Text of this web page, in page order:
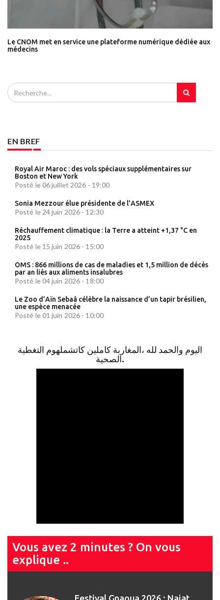
Le CNOM met en service une plateforme numérique dédiée aux
médecins
EN BREF
Royal Air Maroc : des vols spéciaux supplémentaires sur
Boston et New York
Posté le 06 juillet 2026 - 19:00
Sonia Mezzour élue présidente de l’ASMEX
Posté le 24 juin 2026 - 12:30
Réchauffement climatique : la Terre a atteint +1,37 °C en
2025
Posté le 15 juin 2026 - 15:00
OMS : 866 millions de cas de maladies et 1,5 million de décès
par an liés aux aliments insalubres
Posté le 04 juin 2026 - 18:00
Le Zoo d’Aïn Sebaâ célèbre la naissance d’un tapir brésilien,
une espèce menacée
Posté le 01 juin 2026 - 10:00
اليوم والحمد لله ،المغاربة كاملين كاتشملهوم التغطية
الصحية.
Vous avez 2 minutes ? On vous
explique ..